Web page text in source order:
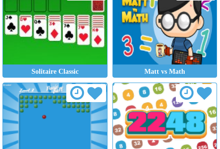
Solitaire Classic Matt vs Math